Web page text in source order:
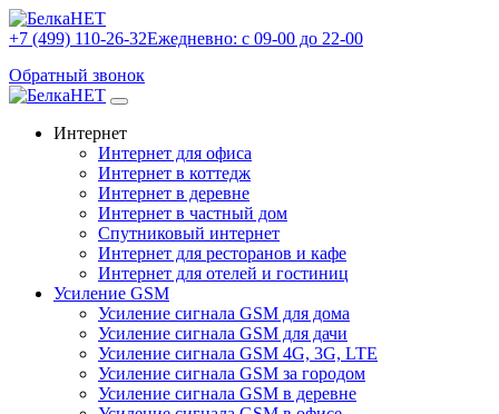
+7 (499) 110-26-32Ежедневно: с 09-00 до 22-00
Обратный звонок
Интернет
Интернет для офиса
Интернет в коттедж
Интернет в деревне
Интернет в частный дом
Спутниковый интернет
Интернет для ресторанов и кафе
Интернет для отелей и гостиниц
Усиление GSM
Усиление сигнала GSM для дома
Усиление сигнала GSM для дачи
Усиление сигнала GSM 4G, 3G, LTE
Усиление сигнала GSM за городом
Усиление сигнала GSM в деревне